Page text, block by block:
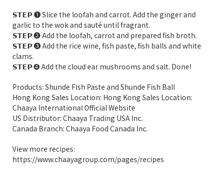
𝗦𝗧𝗘𝗣 ➊ Slice the loofah and carrot. Add the ginger and
garlic to the wok and sauté until fragrant.
𝗦𝗧𝗘𝗣 ➋ Add the loofah, carrot and prepared fish broth.
𝗦𝗧𝗘𝗣 ➌ Add the rice wine, fish paste, fish balls and white
clams.
𝗦𝗧𝗘𝗣 ➍ Add the cloud ear mushrooms and salt. Done!
Products: Shunde Fish Paste and Shunde Fish Ball
Hong Kong Sales Location: Hong Kong Sales Location:
Chaaya International Official Website
US Distributor: Chaaya Trading USA Inc.
Canada Branch: Chaaya Food Canada Inc.
View more recipes:
https://www.chaayagroup.com/pages/recipes